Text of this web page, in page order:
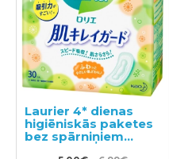
Laurier 4* dienas
higiēniskās paketes
bez spārniņiem
20,5cm 30gab